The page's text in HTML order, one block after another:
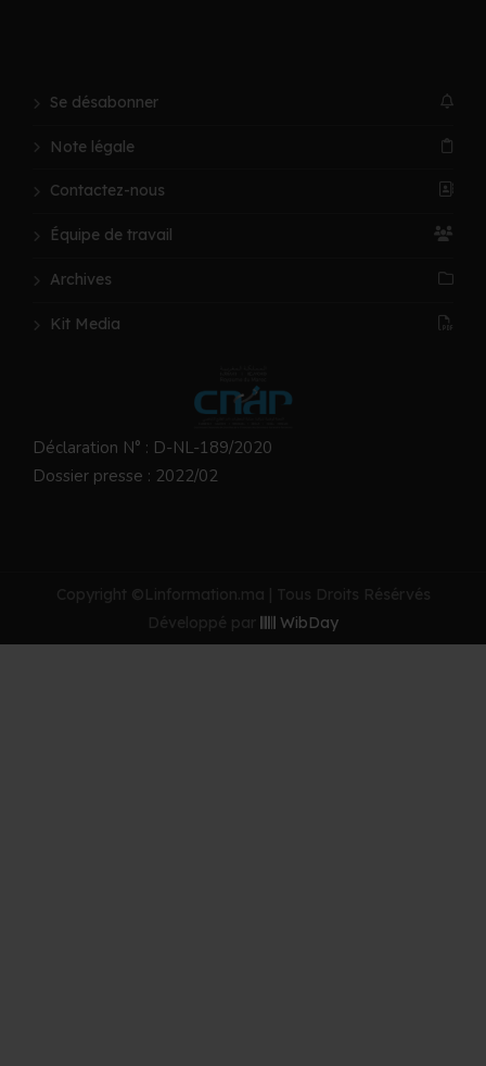
Se désabonner
Note légale
Contactez-nous
Équipe de travail
Archives
Kit Media
Déclaration N° : D-NL-189/2020
Dossier presse : 2022/02
Copyright ©Linformation.ma | Tous Droits Résérvés
Développé par
WibDay